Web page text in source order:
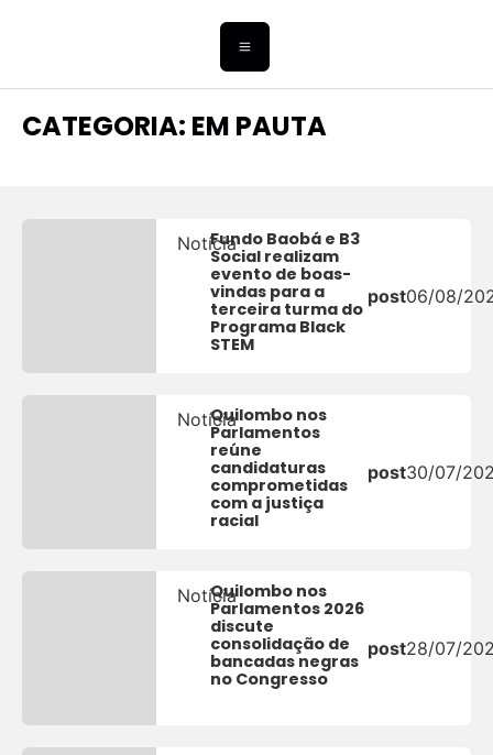
CATEGORIA: EM PAUTA
NotíciaFundo Baobá e B3
Social realizam
evento de boas-
vindas para a
terceira turma do
Programa Black
STEM
post06/08/
NotíciaQuilombo nos
Parlamentos
reúne
candidaturas
comprometidas
com a justiça
racial
post30/07/
NotíciaQuilombo nos
Parlamentos 2026
discute
consolidação de
bancadas negras
no Congresso
post28/07/